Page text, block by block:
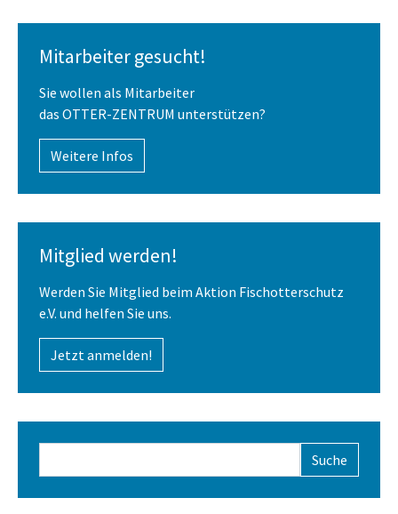
Mitarbeiter gesucht!
Sie wollen als Mitarbeiter
das OTTER-ZENTRUM unterstützen?
Weitere Infos
Mitglied werden!
Werden Sie Mitglied beim Aktion Fischotterschutz
e.V. und helfen Sie uns.
Jetzt anmelden!